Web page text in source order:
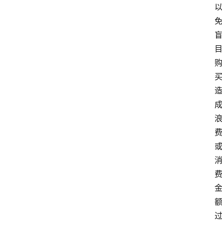
以
免
盲
目
购
买
造
成
浪
费
或
消
费
金
额
过